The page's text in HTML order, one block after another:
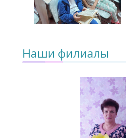
Наши филиалы